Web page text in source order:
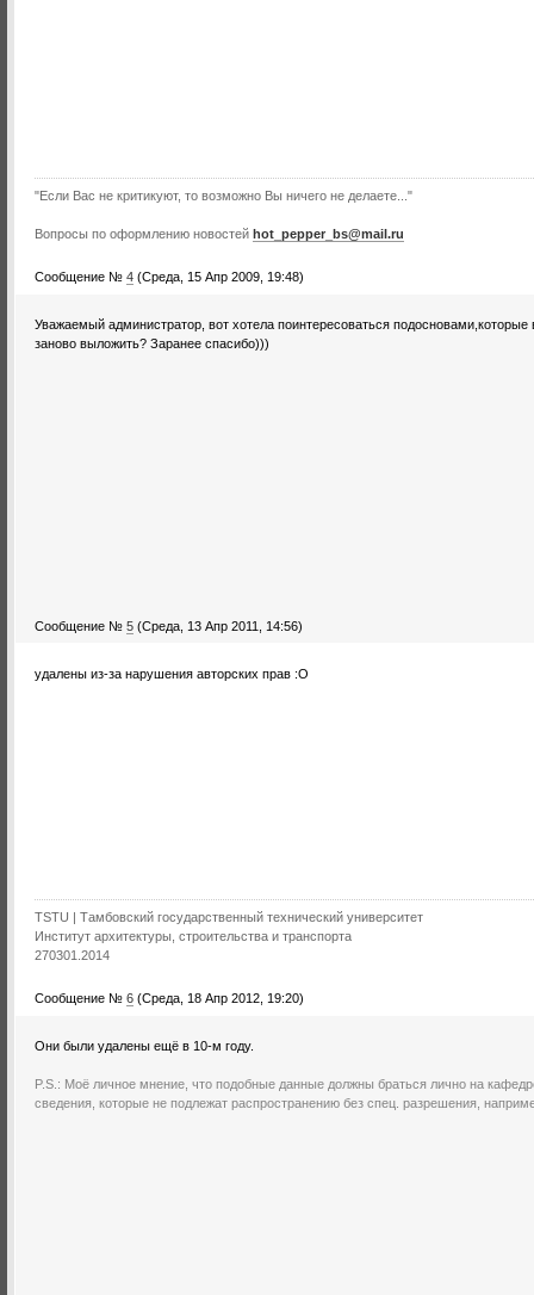
"Если Вас не критикуют, то возможно Вы ничего не делаете..."
Вопросы по оформлению новостей hot_pepper_bs@mail.ru
Сообщение № 4 (Среда, 15 Апр 2009, 19:48)
Уважаемый администратор, вот хотела поинтересоваться
заново выложить? Заранее спасибо)))
Сообщение № 5 (Среда, 13 Апр 2011, 14:56)
удалены из-за нарушения авторских прав :О
TSTU | Тамбовский государственный технический университет
Институт архитектуры, строительства и транспорта
270301.2014
Сообщение № 6 (Среда, 18 Апр 2012, 19:20)
Они были удалены ещё в 10-м году.
P.S.: Моё личное мнение, что подобные данные должны браться лично на
сведения, которые не подлежат распространению без спец. разрешения,